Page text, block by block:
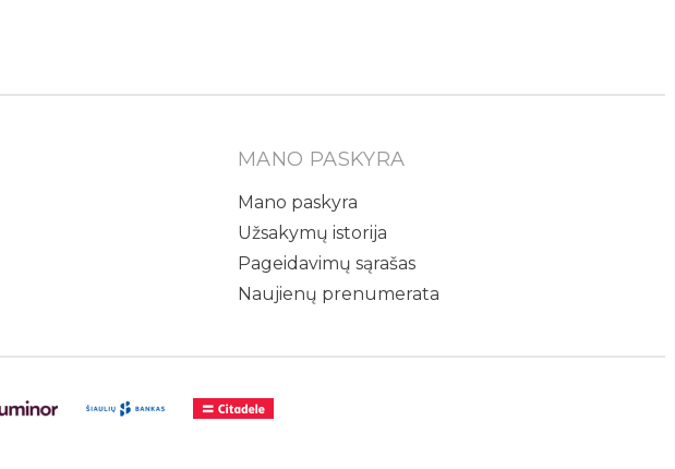
MANO PASKYRA
Mano paskyra
Užsakymų istorija
Pageidavimų sąrašas
Naujienų prenumerata